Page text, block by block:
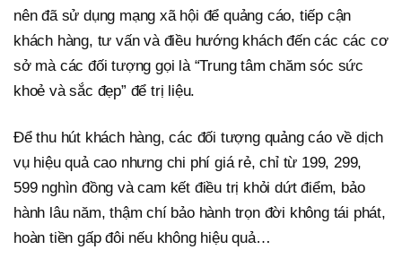
nên đã sử dụng mạng xã hội để quảng cáo, tiếp cận
khách hàng, tư vấn và điều hướng khách đến các các cơ
sở mà các đối tượng gọi là “Trung tâm chăm sóc sức
khoẻ và sắc đẹp” để trị liệu.
Để thu hút khách hàng, các đối tượng quảng cáo về dịch
vụ hiệu quả cao nhưng chi phí giá rẻ, chỉ từ 199, 299,
599 nghìn đồng và cam kết điều trị khỏi dứt điểm, bảo
hành lâu năm, thậm chí bảo hành trọn đời không tái phát,
hoàn tiền gấp đôi nếu không hiệu quả…